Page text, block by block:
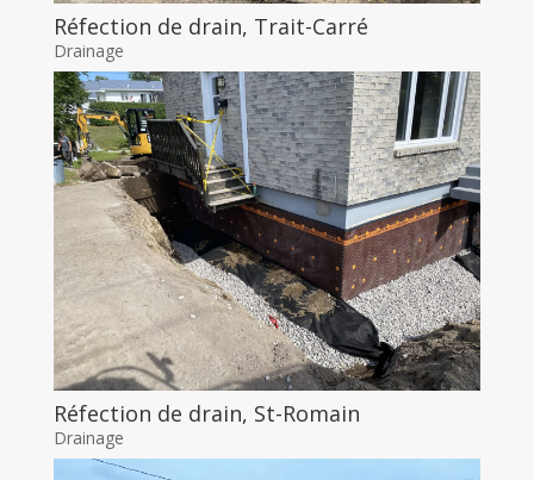
Réfection de drain, Trait-Carré
Drainage
Réfection de drain, St-Romain
Drainage